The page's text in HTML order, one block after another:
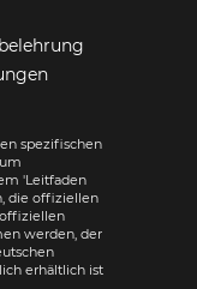
spezifischen
'Leitfaden
die offiziellen
werden, der
erhältlich ist